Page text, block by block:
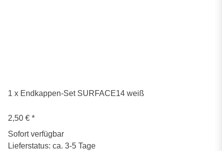
1 x Endkappen-Set SURFACE14 weiß
2,50 € *
Sofort verfügbar
Lieferstatus: ca. 3-5 Tage